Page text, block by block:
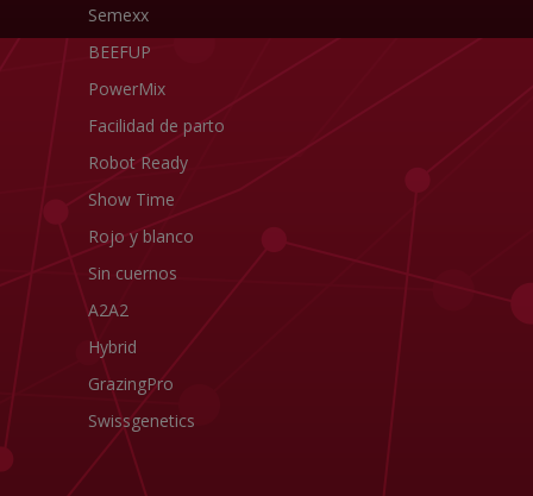
Semexx
BEEFUP
PowerMix
Facilidad de parto
Robot Ready
Show Time
Rojo y blanco
Sin cuernos
A2A2
Hybrid
GrazingPro
Swissgenetics